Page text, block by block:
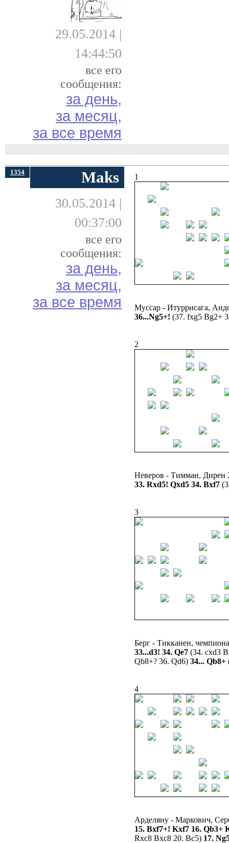
29.05.2014 |
14:44:50
все его
сообщения:
за день,
за месяц,
за все время
1354 Maks
30.05.2014 |
00:37:00
все его
сообщения:
за день,
за месяц,
за все время
1
Муссар - Итуррисага,
36...Ng5+! (37. fxg5 Bg2+
2
Неверов - Тимман, Дирен
33. Rxd5! Qxd5 34. Bxf7
3
Берг - Тикканен,
33...d3! 34. Qe7 (34. cxd3
Qb8+? 36. Qd6) 34... Qb8+
4
Арделяну - Маркович,
15. Bxf7+! Kxf7 16. Qb3+
Rxc8 Bxc8 20. Bc5) 17.